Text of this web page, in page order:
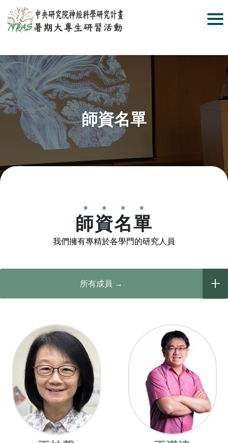
師資名單
師資名單
我們擁有專精於各學門的研究人員
所有成員 → +